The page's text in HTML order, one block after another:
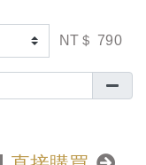
NT＄ 790